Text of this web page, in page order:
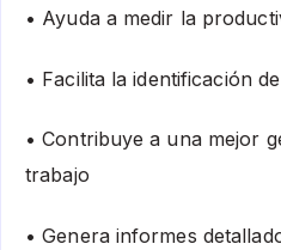
• Ayuda a medir la
• Facilita la identificación
• Contribuye a una mejor
trabajo
• Genera informes